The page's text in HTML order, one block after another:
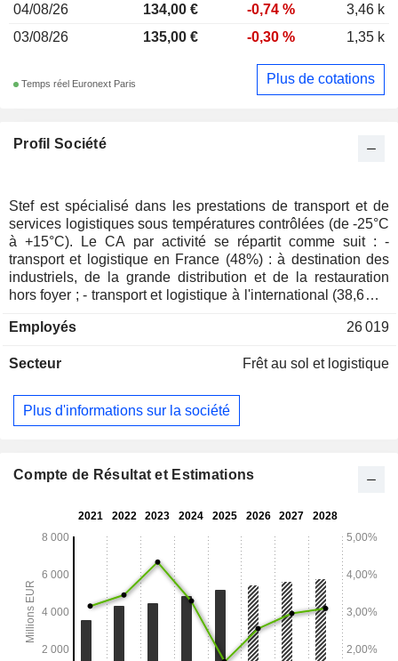
Profil Société
Stef est spécialisé dans les prestations de transport et de
services logistiques sous températures contrôlées (de -25°C
à +15°C). Le CA par activité se répartit comme suit : -
transport et logistique en France (48%) : à destination des
industriels, de la grande distribution et de la restauration
hors foyer ; - transport et logistique à l'international (38,6%) :
Belgique, aux Pays-Bas et en Suisse ; - autres (13,4%).
Employés 26 019
Secteur Frêt au sol et logistique
Plus d'informations sur la société
04/08/26
134,00 € -0,74 %
3,46 k
03/08/26
135,00 € -0,30 % 1,35 k
Temps réel Euronext Paris Plus de cotations
Compte de Résultat et Estimations